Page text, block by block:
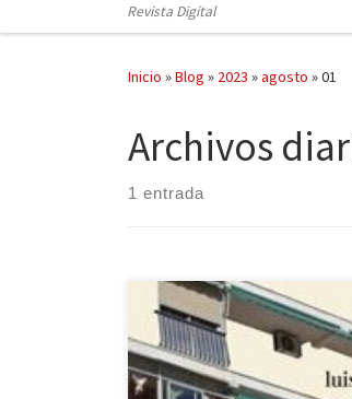
Revista Digital
Inicio »Blog » 2023 »agosto »01
Archivos
1 entrada
Caballo de Troya publica Los
poemario de Luis Díaz.
proceso de extrañamiento
físico y mental. Todos estos